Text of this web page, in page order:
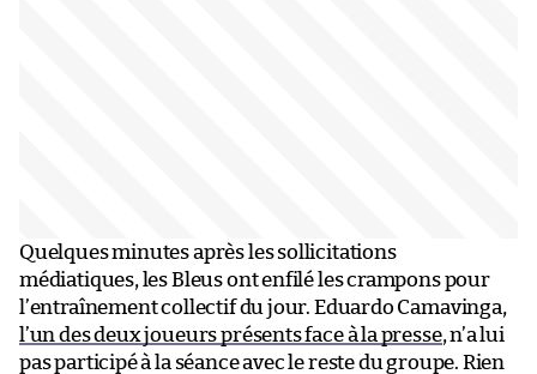
Quelques minutes après les sollicitations
médiatiques, les Bleus ont enfilé les crampons pour
l’entraînement collectif du jour. Eduardo Camavinga,
l’un des deux joueurs présents face à la presse, n’a lui
pas participé à la séance avec le reste du groupe. Rien